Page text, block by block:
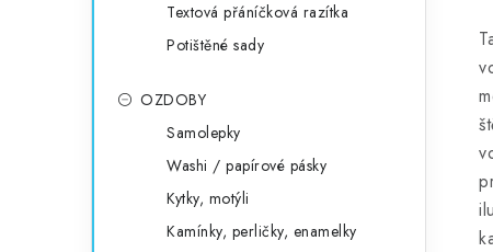
Textová přáníčková razítka
Potištěné sady
OZDOBY
Samolepky
Washi / papírové pásky
Kytky, motýli
Kamínky, perličky, enamelky